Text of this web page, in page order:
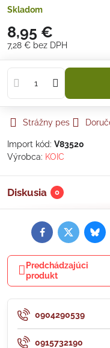
Skladom
8,95 €
7,28 € bez DPH
Strážny pes
Import kód: V83520
Výrobca: KOIC
Diskusia 0
FacebookTwitter
Predchádzajúci
produkt
0904290539
0915732190